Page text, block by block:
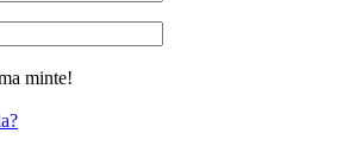
minte!